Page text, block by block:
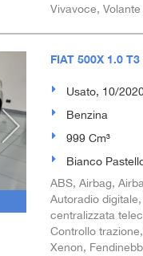
Vivavoce,
FIAT 500X 1.0
Usato, 10/
Benzina
999 Cm³
Bianco
ABS, Airbag,
Autoradio
centralizzata
Controllo
Xenon,